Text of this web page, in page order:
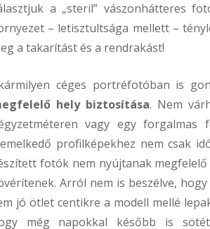
a „steril” vászonhátteres
– letisztultsága mellett –
a takarítást és a rendrakást!
céges portréfotóban is
hely biztosítása. Nem
vagy egy
profilképekhez nem csak
fotók nem nyújtanak
Arról nem is beszélve,
jó ötlet centikre a modell mellé
még napokkal később is